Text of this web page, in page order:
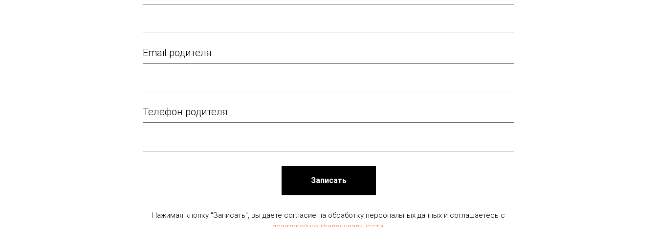
Email родителя
Телефон родителя
Записать
Нажимая кнопку "Записать", вы даете согласие на обработку персональных данных и соглашаетесь c